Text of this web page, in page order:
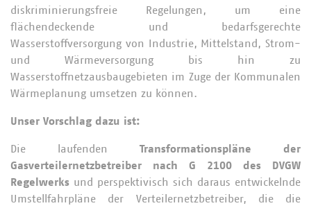
diskriminierungsfreie Regelungen, um eine
flächendeckende und bedarfsgerechte
Wasserstoffversorgung von Industrie, Mittelstand, Strom-
und Wärmeversorgung bis hin zu
Wasserstoffnetzausbaugebieten im Zuge der Kommunalen
Wärmeplanung umsetzen zu können.
Unser Vorschlag dazu ist:
Die laufenden Transformationspläne der
Gasverteilernetzbetreiber nach G 2100 des DVGW
Regelwerks und perspektivisch sich daraus entwickelnde
Umstellfahrpläne der Verteilernetzbetreiber, die die